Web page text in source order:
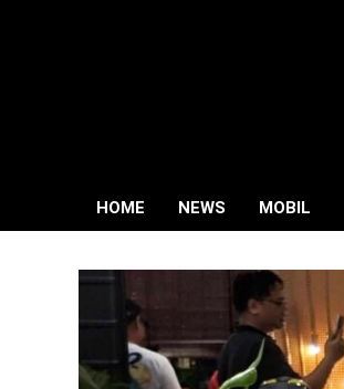
Primary
Menu
HOME NEWS MOBIL